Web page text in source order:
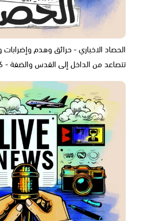
الحصاد الاخباري - حرائق وهدم وإضرابات
تتصاعد من الداخل إلى القدس والضفة - 02.08.2026